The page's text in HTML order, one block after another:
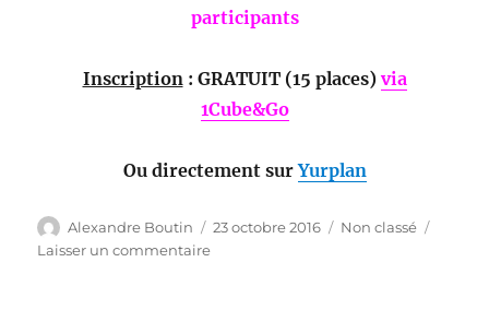
participants
Inscription: GRATUIT (15 places)via
1Cube&Go
Ou directement surYurplan
Auteur
Alexandre Boutin
Publié
23 octobre 2016 Catégories
Non classé
Laisser un commentairesur